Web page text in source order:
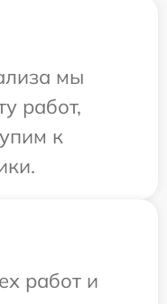
мы
работ,
к
работ и